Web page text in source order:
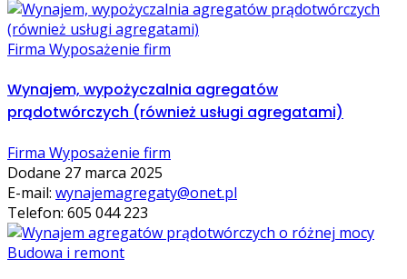
Firma Wyposażenie firm
Wynajem, wypożyczalnia agregatów
prądotwórczych (również usługi agregatami)
Firma Wyposażenie firm
Dodane 27 marca 2025
E-mail: wynajemagregaty@onet.pl
Telefon: 605 044 223
Budowa i remont